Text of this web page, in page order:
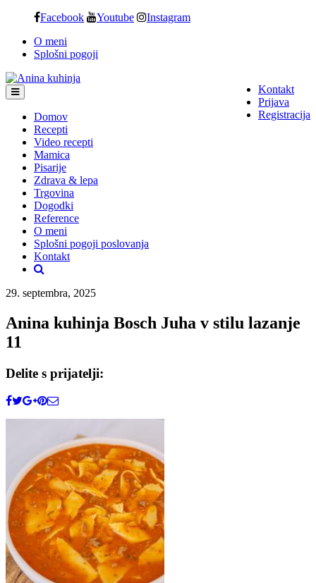
content
Facebook Youtube Instagram
O meni
Splošni pogoji
Kontakt
Prijava
Registracija
Domov
Recepti
Video recepti
Mamica
Pisarije
Zdrava & lepa
Trgovina
Dogodki
Reference
O meni
Splošni pogoji poslovanja
Kontakt
29. septembra, 2025
Anina kuhinja Bosch Juha v stilu lazanje
11
Delite s prijatelji: